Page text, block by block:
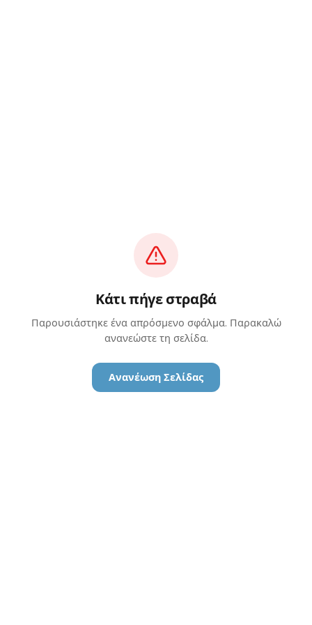
Κάτι πήγε στραβά
Παρουσιάστηκε ένα απρόσμενο σφάλμα. Παρακαλώ
ανανεώστε τη σελίδα.
Ανανέωση Σελίδας